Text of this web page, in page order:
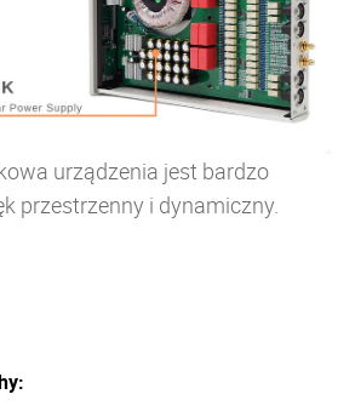
urządzenia jest bardzo
przestrzenny i dynamiczny.